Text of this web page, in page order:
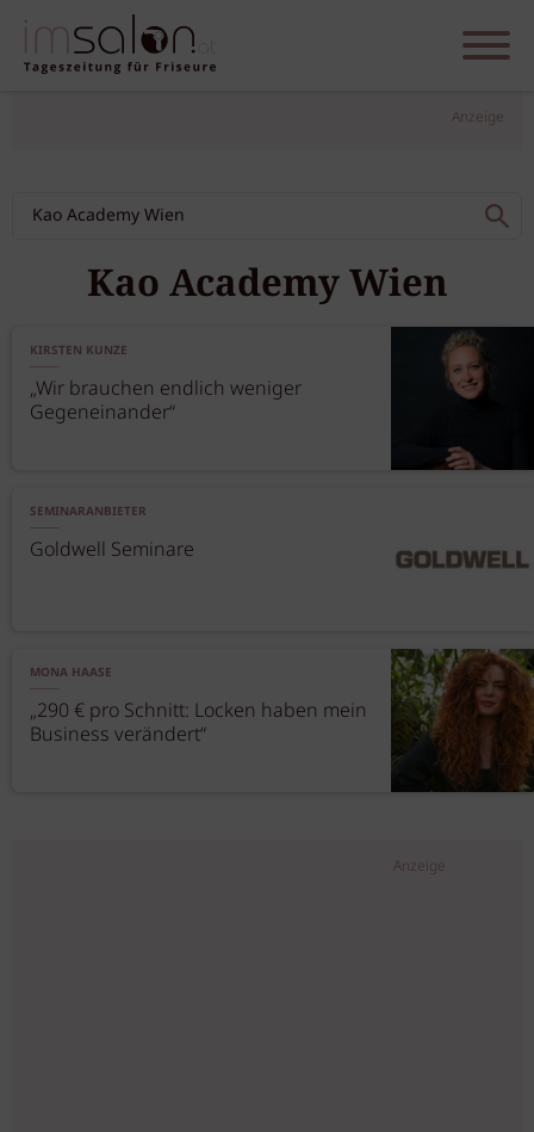
Anzeige
Kao Academy Wien
KIRSTEN KUNZE
„Wir brauchen endlich weniger
Gegeneinander“
SEMINARANBIETER
Goldwell Seminare
MONA HAASE
„290 € pro Schnitt: Locken haben mein
Business verändert“
Anzeige